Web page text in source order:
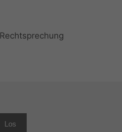
Rechtsprechung